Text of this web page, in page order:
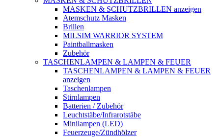
MASKEN & SCHUTZBRILLEN anzeigen
Atemschutz Masken
Brillen
MILSIM WARRIOR SYSTEM
Paintballmasken
Zubehör
TASCHENLAMPEN & LAMPEN & FEUER
TASCHENLAMPEN & LAMPEN & FEUER
anzeigen
Taschenlampen
Stirnlampen
Batterien / Zubehör
Leuchtstäbe/Infrarotstäbe
Minilampen (LED)
Feuerzeuge/Zündhölzer